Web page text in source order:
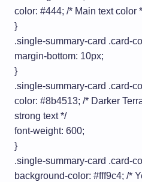
color: #444; /* Main text color
}
.single-summary-card .card-
margin-bottom: 10px;
}
.single-summary-card .card-
color: #8b4513; /* Darker
strong text */
font-weight: 600;
}
.single-summary-card .card-
background-color: #fff9c4; /*